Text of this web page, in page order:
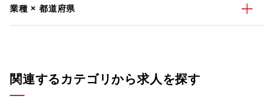
業種 × 都道府県
関連するカテゴリから求人を探す